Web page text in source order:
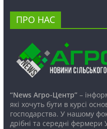
ПРО НАС
“News Агро-Центр”–
які хочуть бути в курсі
господарства. У нашому
дрібні та середні фермери